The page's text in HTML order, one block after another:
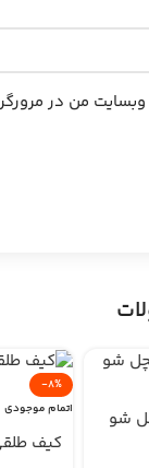
من در
شو
-8%
اتمام موجودی
کیف